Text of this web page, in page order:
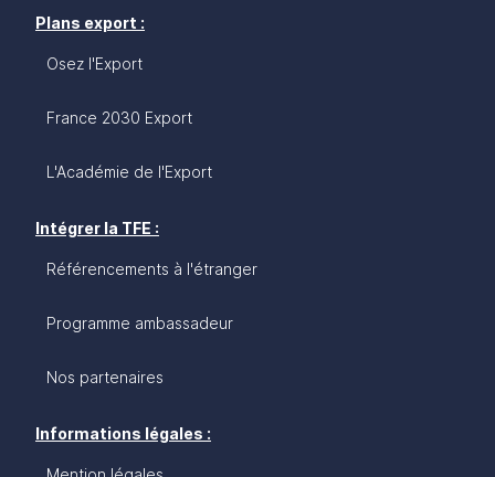
Plans export :
Osez l'Export
France 2030 Export
L'Académie de l'Export
Intégrer la TFE :
Référencements à l'étranger
Programme ambassadeur
Nos partenaires
Informations légales :